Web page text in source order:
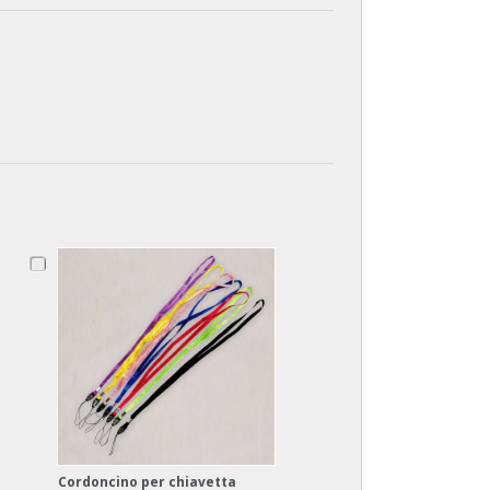
Cordoncino per chiavetta